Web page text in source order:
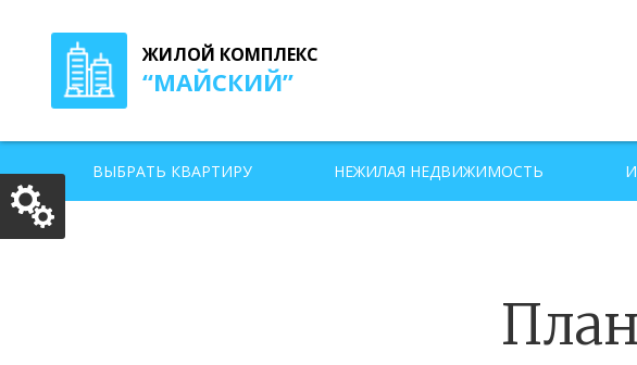
ЖИЛОЙ КОМПЛЕКС
“МАЙСКИЙ”
ВЫБРАТЬ КВАРТИРУ НЕЖИЛАЯ НЕДВИЖИМОСТЬ